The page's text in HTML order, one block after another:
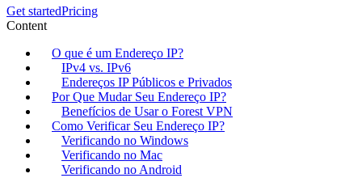
Get startedPricing
Content
O que é um Endereço IP?
IPv4 vs. IPv6
Endereços IP Públicos e Privados
Por Que Mudar Seu Endereço IP?
Benefícios de Usar o Forest VPN
Como Verificar Seu Endereço IP?
Verificando no Windows
Verificando no Mac
Verificando no Android